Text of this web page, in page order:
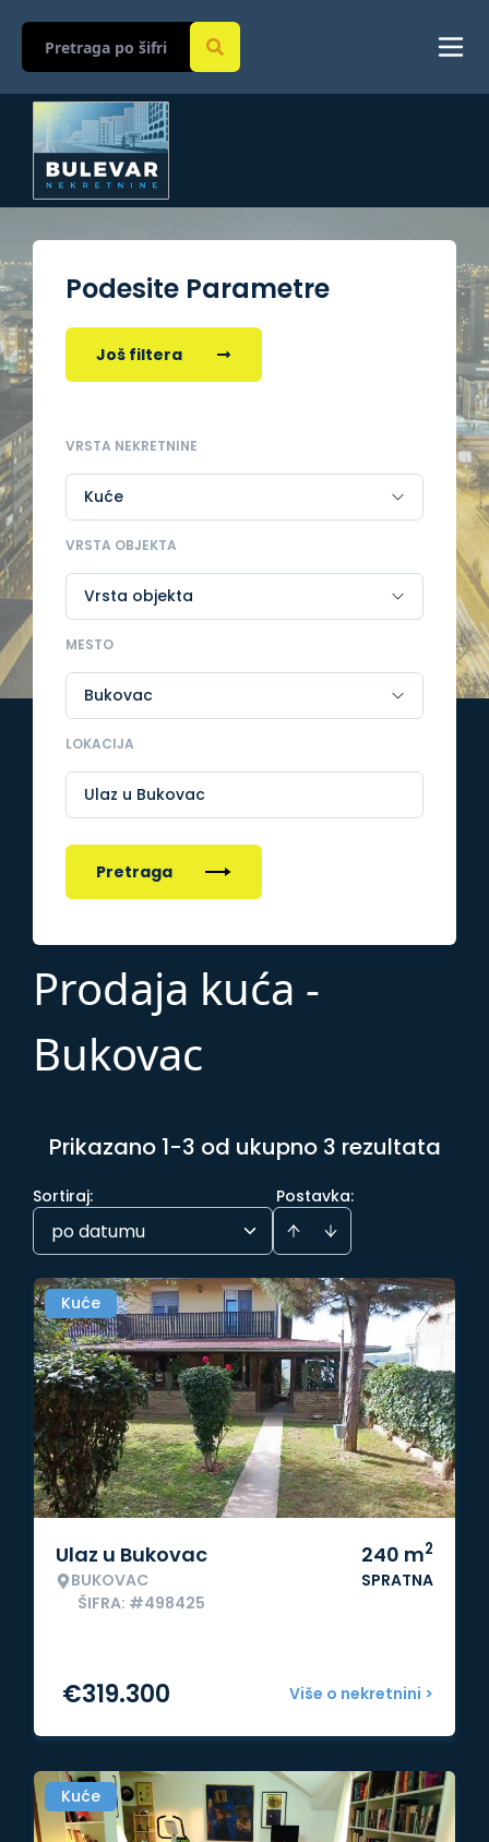
Podesite Parametre
Još filtera
VRSTA NEKRETNINE
VRSTA OBJEKTA
MESTO
LOKACIJA
Ulaz u Bukovac
Pretraga
Prodaja kuća -
Bukovac
Prikazano 1-3 od ukupno 3 rezultata
Postavka:
Sortiraj:
po datumu
Kuće
Ulaz u Bukovac
BUKOVAC
ŠIFRA: #498425
240 m2
SPRATNA
Više o nekretnini >
€319.300
Kuće